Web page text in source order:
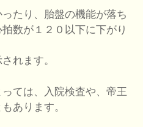
たり、胎盤の機能が落ち
数が１２０以下に下がり
れます。
ては、入院検査や、帝王
あります。